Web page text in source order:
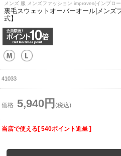
メンズ 服 メンズファッション improves(インプロ
裏毛スウェットオーバーオール|メンズ
式】
41033
価格 5,940円 (税込)
当店で使える[ 540ポイント進呈 ]